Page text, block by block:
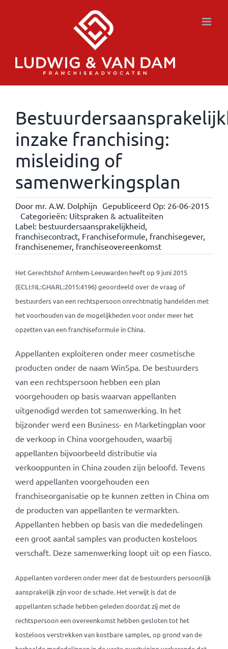
inzake franchising:
misleiding of
samenwerkingsplan
Door mr. A.W. Dolphijn Gepubliceerd Op: 26-06-2015
Categorieën: Uitspraken & actualiteiten
Label: bestuurdersaansprakelijkheid,
franchisecontract, Franchiseformule, franchisegever,
franchisenemer, franchiseovereenkomst
Het Gerechtshof Arnhem-Leeuwarden heeft op 9 juni 2015
(ECLI:NL:GHARL:2015:4196) geoordeeld over de vraag of
bestuurders van een rechtspersoon onrechtmatig handelden met
het voorhouden van de mogelijkheden voor onder meer het
opzetten van een franchiseformule in China.
Appellanten exploiteren onder meer cosmetische
producten onder de naam WinSpa. De bestuurders
van een rechtspersoon hebben een plan
voorgehouden op basis waarvan appellanten
uitgenodigd werden tot samenwerking. In het
bijzonder werd een Business- en Marketingplan voor
de verkoop in China voorgehouden, waarbij
appellanten bijvoorbeeld distributie via
verkooppunten in China zouden zijn beloofd. Tevens
werd appellanten voorgehouden een
franchiseorganisatie op te kunnen zetten in China om
de producten van appellanten te vermarkten.
Appellanten hebben op basis van die mededelingen
een groot aantal samples van producten kosteloos
verschaft. Deze samenwerking loopt uit op een fiasco.
Appellanten vorderen onder meer dat de bestuurders persoonlijk
aansprakelijk zijn voor de schade. Het verwijt is dat de
appellanten schade hebben geleden doordat zij met de
rechtspersoon een overeenkomst hebben gesloten tot het
kosteloos verstrekken van kostbare samples, op grond van de